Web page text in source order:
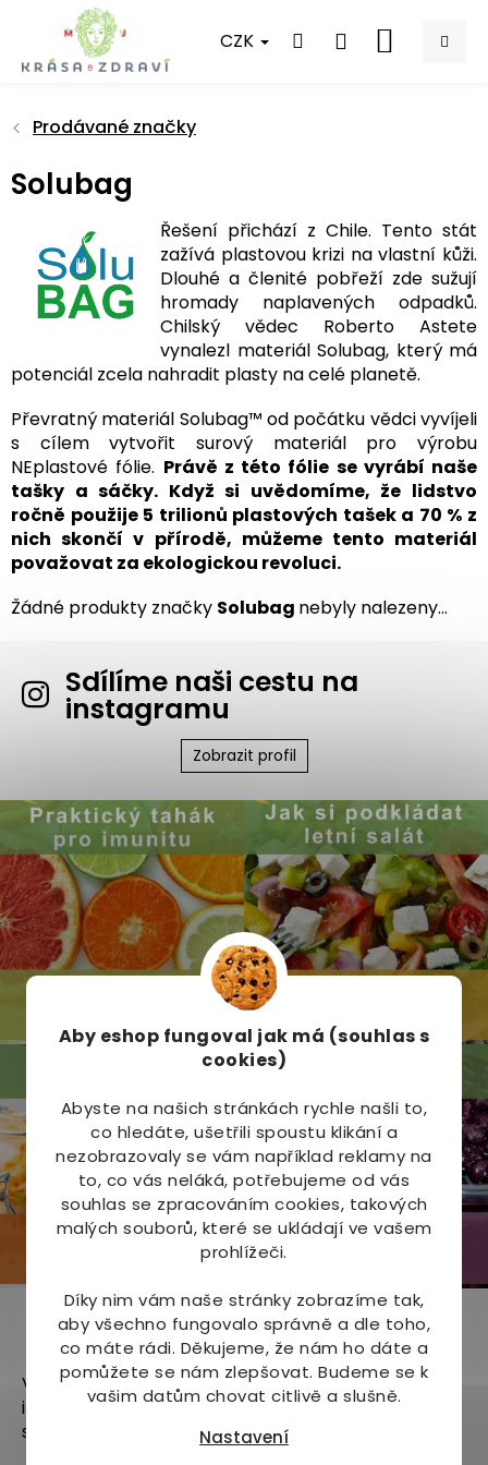
Aby eshop fungoval jak má (souhlas s
cookies)
Abyste na našich stránkách rychle našli to,
co hledáte, ušetřili spoustu klikání a
nezobrazovaly se vám například reklamy na
to, co vás neláká, potřebujeme od vás
souhlas se zpracováním cookies, takových
malých souborů, které se ukládají ve vašem
prohlížeči.
Díky nim vám naše stránky zobrazíme tak,
aby všechno fungovalo správně a dle toho,
co máte rádi. Děkujeme, že nám ho dáte a
pomůžete se nám zlepšovat. Budeme se k
vašim datům chovat citlivě a slušně.
Nastavení
obsah
CZK
NÁKUPNÍ
Prodávané značky
Solubag
Řešení přichází z Chile. Tento stát
zažívá plastovou krizi na vlastní kůži.
Dlouhé a členité pobřeží zde sužují
hromady naplavených odpadků.
Chilský vědec Roberto Astete
vynalezl materiál Solubag, který má
potenciál zcela nahradit plasty na celé planetě.
Převratný materiál Solubag™ od počátku vědci vyvíjeli
s cílem vytvořit surový materiál pro výrobu
NEplastové fólie. Právě z této fólie se vyrábí naše
tašky a sáčky. Když si uvědomíme, že lidstvo
ročně použije 5 trilionů plastových tašek a 70 % z
nich skončí v přírodě, můžeme tento materiál
považovat za ekologickou revoluci.
Žádné produkty značky Solubag nebyly nalezeny...
Sdílíme naši cestu na
instagramu
Zobrazit profil
Odebírat newsletter
Vložte svůj e-mail a my vám budeme zasílat
informace o nových produktech na našem e-
shopu.